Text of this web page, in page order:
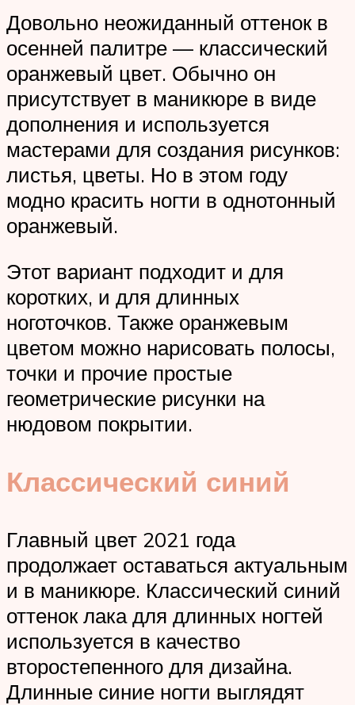
Довольно неожиданный оттенок в
осенней палитре — классический
оранжевый цвет. Обычно он
присутствует в маникюре в виде
дополнения и используется
мастерами для создания рисунков:
листья, цветы. Но в этом году
модно красить ногти в однотонный
оранжевый.
Этот вариант подходит и для
коротких, и для длинных
ноготочков. Также оранжевым
цветом можно нарисовать полосы,
точки и прочие простые
геометрические рисунки на
нюдовом покрытии.
Классический синий
Главный цвет 2021 года
продолжает оставаться актуальным
и в маникюре. Классический синий
оттенок лака для длинных ногтей
используется в качество
второстепенного для дизайна.
Длинные синие ногти выглядят